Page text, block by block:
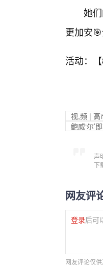
她
更加安
活动：【
视,频 | 高
鲍威‘尔’
声
下
网友评
登录后可
网友评论仅